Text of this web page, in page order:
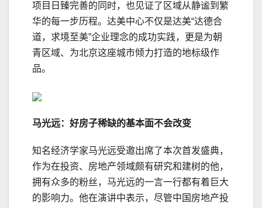
项目日臻完善的同时，也见证了区域从静谧到繁
华的每一步历程。达美中心不仅是达美“达德合
道，求境至美”企业理念的成功实践，更是为朝
青区域、为北京这座城市倾力打造的地标级作
品。
马光远：好房子稀缺的基本面不会改变
知名经济学家马光远受邀出席了本次首发盛典，
作为在投资、房地产领域颇有研究和建树的他，
拥有众多的粉丝，马光远的一言一行都有着巨大
的影响力。他在演讲中表示，尽管中国房地产投